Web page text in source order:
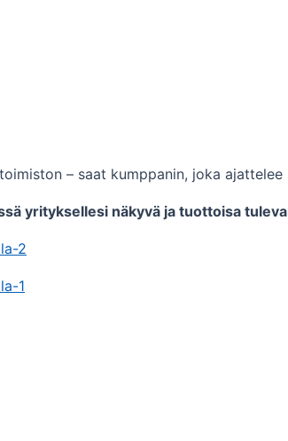
– saat kumppanin, joka
yrityksellesi näkyvä ja tuottoisa